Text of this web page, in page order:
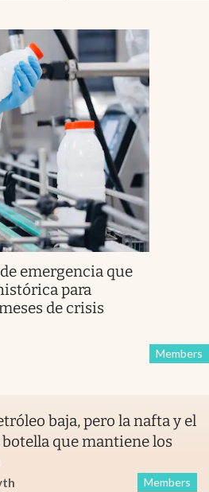
emergencia que
para
de crisis
Members
baja, pero la nafta y el
que mantiene los
Members